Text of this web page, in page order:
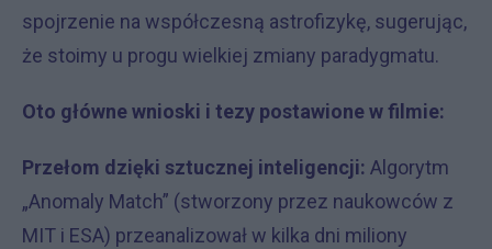
spojrzenie na współczesną astrofizykę, sugerując,
że stoimy u progu wielkiej zmiany paradygmatu.
Oto główne wnioski i tezy postawione w filmie:
Przełom dzięki sztucznej inteligencji: Algorytm
„Anomaly Match” (stworzony przez naukowców z
MIT i ESA) przeanalizował w kilka dni miliony